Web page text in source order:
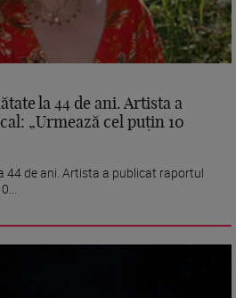
la 44 de ani. Artista a
„Urmează cel puțin 10
44 de ani. Artista a publicat raportul